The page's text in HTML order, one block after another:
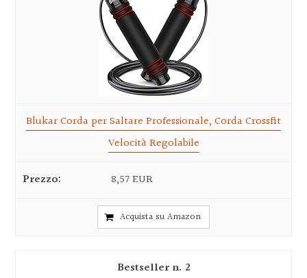
Blukar Corda per Saltare Professionale, Corda Crossfit
Velocità Regolabile
8,57 EUR
Acquista su Amazon
2